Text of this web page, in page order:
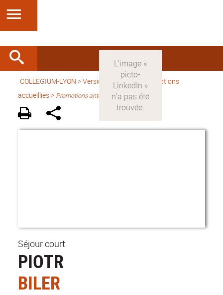
COLLEGIUM-LYON >Version française> Promotions
accueillies > Promotions antérieures
Séjour court
PIOTR
BILER